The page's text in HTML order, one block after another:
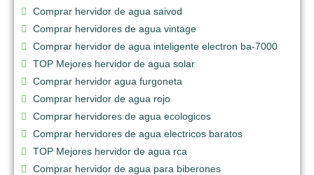
Comprar hervidor de agua saivod
Comprar hervidores de agua vintage
Comprar hervidor de agua inteligente electron ba-7000
TOP Mejores hervidor de agua solar
Comprar hervidor agua furgoneta
Comprar hervidor de agua rojo
Comprar hervidores de agua ecologicos
Comprar hervidores de agua electricos baratos
TOP Mejores hervidor de agua rca
Comprar hervidor de agua para biberones